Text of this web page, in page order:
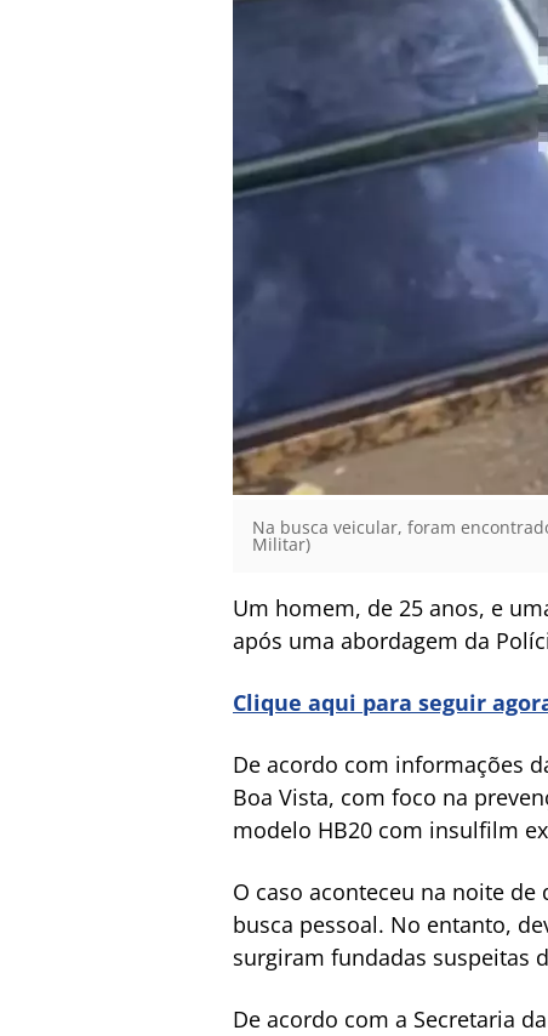
Na busca veicular, foram
Militar)
Um homem, de 25 anos, e
após uma abordagem da
Clique aqui para seguir
De acordo com informações
Boa Vista, com foco na
modelo HB20 com insulfilm
O caso aconteceu na noite
busca pessoal. No entanto,
surgiram fundadas suspeitas
De acordo com a Secretaria